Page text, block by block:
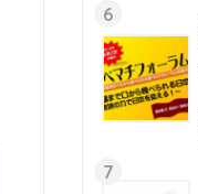
6
7